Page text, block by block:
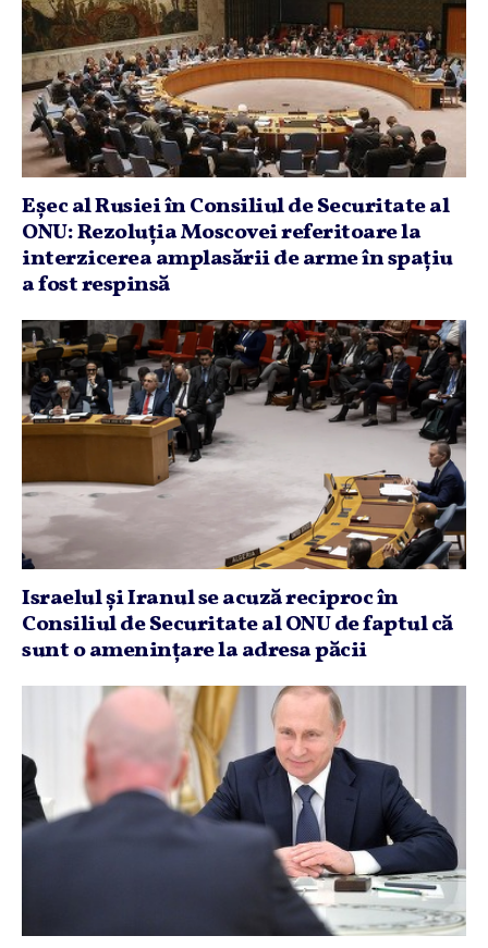
Eşec al Rusiei în Consiliul de Securitate al
ONU: Rezoluţia Moscovei referitoare la
interzicerea amplasării de arme în spaţiu
a fost respinsă
Israelul şi Iranul se acuză reciproc în
Consiliul de Securitate al ONU de faptul că
sunt o ameninţare la adresa păcii